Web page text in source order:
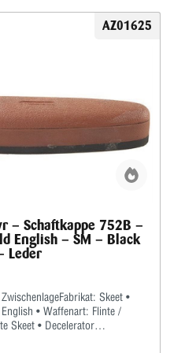
AZ01625
– Schaftkappe 752B –
English – SM – Black
Leder
Skeet •
• Waffenart: Flinte /
Skeet • Decelerator